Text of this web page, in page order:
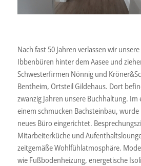
Nach fast 50 Jahren verlassen wir
Ibbenbüren hinter dem Aasee und
Schwesterfirmen Nönnig und
Bentheim, Ortsteil Gildehaus. Dort
zwanzig Jahren unsere Buchhaltung. Im
einem schmucken Bachsteinbau, wurde
neues Büro eingerichtet.
Mitarbeiterküche und
zeitgemäße Wohlfühlatmosphäre.
wie Fußbodenheizung, energetische